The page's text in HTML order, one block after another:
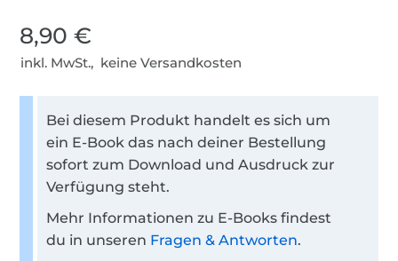
8,90 €
inkl. MwSt., keine Versandkosten
Bei diesem Produkt handelt es sich um
ein E-Book das nach deiner Bestellung
sofort zum Download und Ausdruck zur
Verfügung steht.
Mehr Informationen zu E-Books findest
du in unseren Fragen & Antworten.